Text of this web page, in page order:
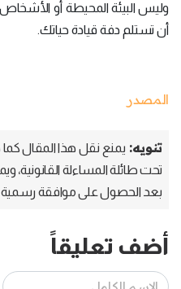
وليس البيئة المحيطة أو
أن تستلم دفة قيادة حياتك.
المصدر
تنويه: يمنع نقل هذا المقال
تحت طائلة المساءلة القانونية،
بعد الحصول على موافقة
أضف تعليقاً